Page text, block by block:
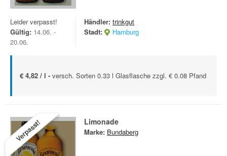
Leider verpasst!
Gültig: 14.06. -
20.06.
Händler: trinkgut
Stadt:
Hamburg
€ 4,82 / l - versch. Sorten 0.33 l Glasflasche zzgl. € 0.08 Pfand
Verpasst! Limonade
Marke: Bundaberg